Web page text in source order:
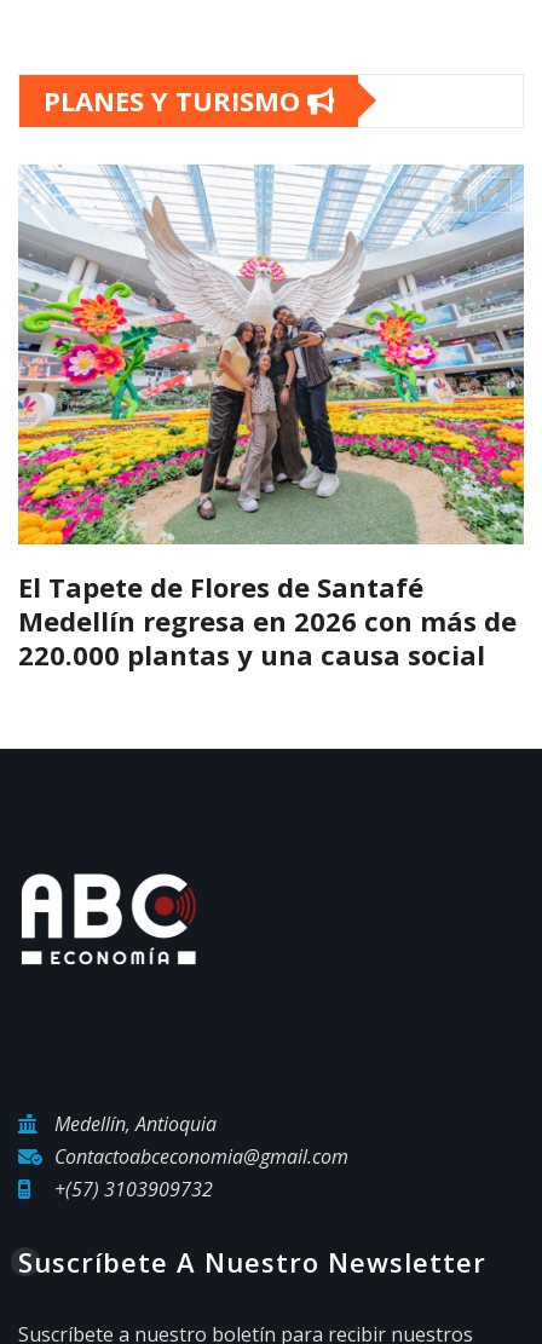
PLANES Y TURISMO
El Tapete de Flores de Santafé
Medellín regresa en 2026 con más de
220.000 plantas y una causa social
Medellín, Antioquia
Contactoabceconomia@gmail.com
+(57) 3103909732
Suscríbete A Nuestro Newsletter
Suscríbete a nuestro boletín para recibir nuestros